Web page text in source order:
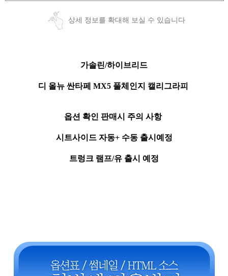
상세 정보를 확대해 보실 수 있습니다
가솔린/하이브리드
디 올뉴 싼타페 MX5 풀체인지 캘리그라피
옵션 확인 판매시 주의 사항
시트사이드 자동+ 수동 출시예정
트렁크 램프/유 출시 예정